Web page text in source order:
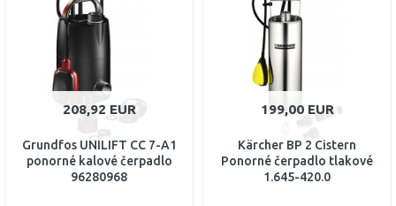
Porovnať Porovnať
208,92 EUR
Grundfos UNILIFT CC 7-A1
ponorné kalové čerpadlo
96280968
199,00 EUR
Kärcher BP 2 Cistern
Ponorné čerpadlo tlakové
1.645-420.0